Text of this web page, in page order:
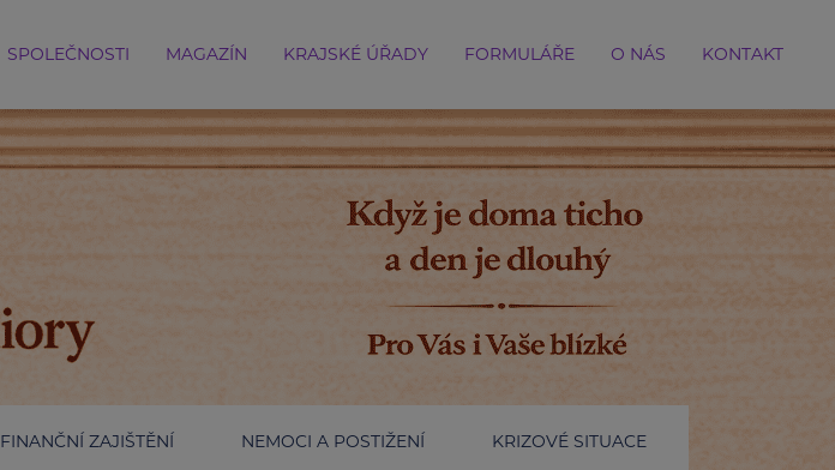
SPOLEČNOSTI MAGAZÍN KRAJSKÉ ÚŘADY FORMULÁŘE O NÁS KONTAKT
FINANČNÍ ZAJIŠTĚNÍ NEMOCI A POSTIŽENÍ KRIZOVÉ SITUACE